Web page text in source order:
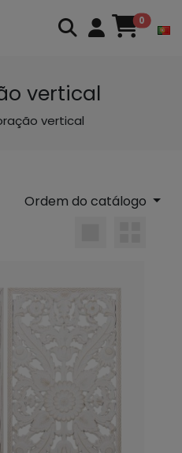
0
vertical
vertical
Ordem do catálogo